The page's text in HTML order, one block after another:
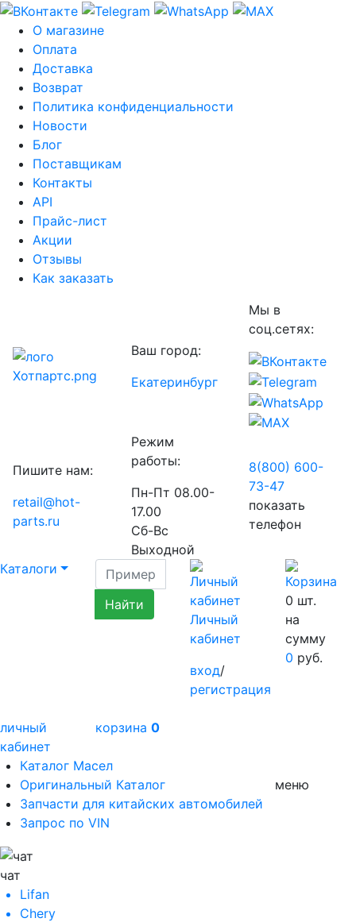
О магазине
Оплата
Доставка
Возврат
Политика конфиденциальности
Новости
Блог
Поставщикам
Контакты
API
Прайс-лист
Акции
Отзывы
Как заказать
Ваш город:
Екатеринбург
Мы в
соц.сетях:
Пишите нам:
retail@hot-
parts.ru
Режим
работы:
Пн-Пт 08.00-
17.00
Сб-Вс
Выходной
8(800) 600-
73-47
показать
телефон
Каталоги
Личный
кабинет
вход/
регистрация
0 шт.
на
сумму
0 руб.
личный
кабинет
корзина 0
Каталог Масел
Оригинальный Каталог
Запчасти для китайских автомобилей
Запрос по VIN
меню
чат
Lifan
Chery